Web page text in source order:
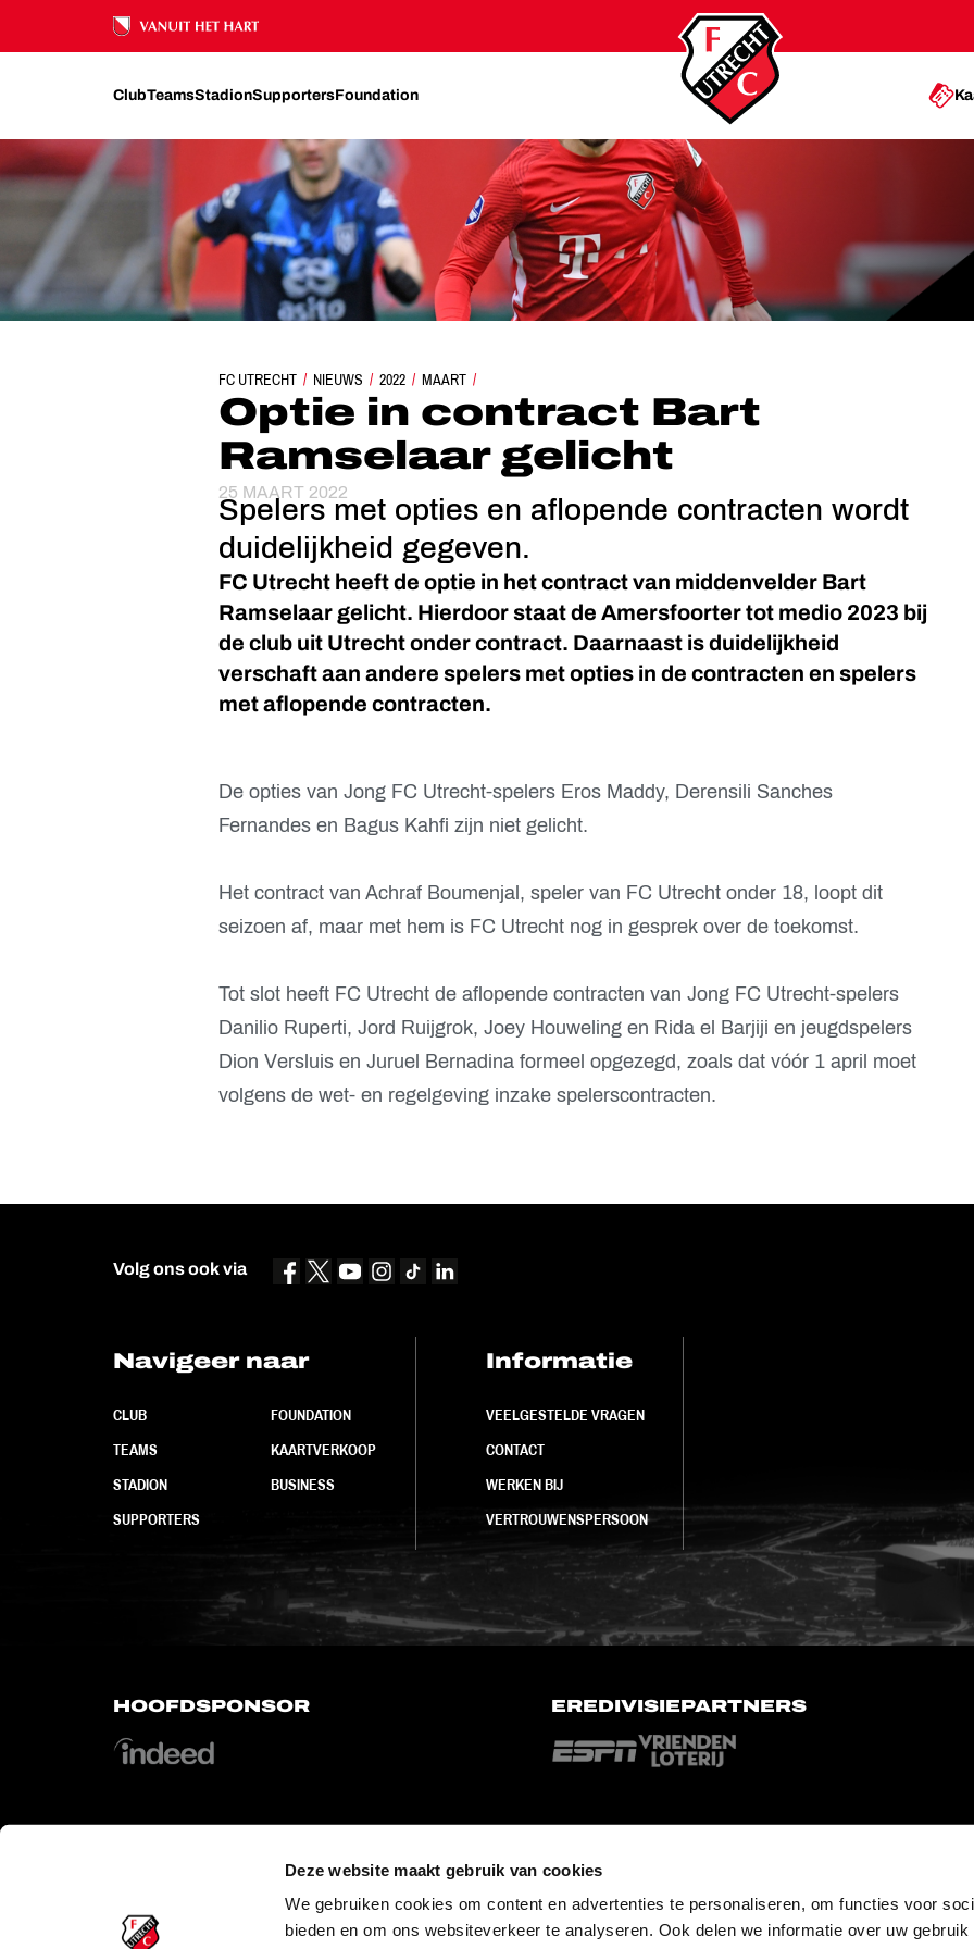
Deze website maakt gebruik van cookies
We gebruiken cookies om content en advertenties te personaliseren, om functies voor
bieden en om ons websiteverkeer te analyseren. Ook delen we informatie over uw
Ons nalatenschap
ClubTeamsStadionSupportersFoundation
FC UTRECHT NIEUWS 2022 MAART
OPTIE IN CONTRACT BART RAMSELAAR GELICHT
Optie in contract Bart
Ramselaar gelicht
25 MAART 2022
Spelers met opties en aflopende contracten wordt
duidelijkheid gegeven.
FC Utrecht heeft de optie in het contract van middenvelder Bart
Ramselaar gelicht. Hierdoor staat de Amersfoorter tot medio 2023 bij
de club uit Utrecht onder contract. Daarnaast is duidelijkheid
verschaft aan andere spelers met opties in de contracten en spelers
met aflopende contracten.
De opties van Jong FC Utrecht-spelers Eros Maddy, Derensili Sanches
Fernandes en Bagus Kahfi zijn niet gelicht.
Het contract van Achraf Boumenjal, speler van FC Utrecht onder 18, loopt dit
seizoen af, maar met hem is FC Utrecht nog in gesprek over de toekomst.
Tot slot heeft FC Utrecht de aflopende contracten van Jong FC Utrecht-spelers
Danilio Ruperti, Jord Ruijgrok, Joey Houweling en Rida el Barjiji en jeugdspelers
Dion Versluis en Juruel Bernadina formeel opgezegd, zoals dat vóór 1 april moet
volgens de wet- en regelgeving inzake spelerscontracten.
Volg ons ook via
Navigeer naar
CLUB
TEAMS
STADION
SUPPORTERS
FOUNDATION
KAARTVERKOOP
BUSINESS
Informatie
VEELGESTELDE VRAGEN
CONTACT
WERKEN BIJ
VERTROUWENSPERSOON
HOOFDSPONSOR EREDIVISIEPARTNERS
OFFICIAL PARTNERS